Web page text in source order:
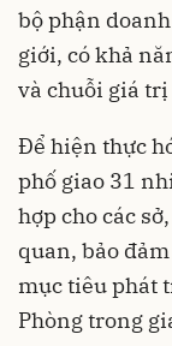
bộ phận
giới, có khả
và chuỗi giá trị
Để hiện thực
phố giao 31
hợp cho các
quan, bảo
mục tiêu phát
Phòng trong